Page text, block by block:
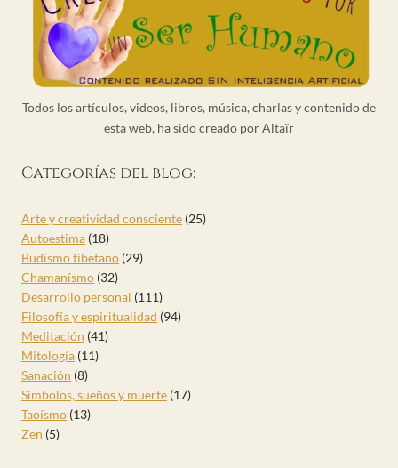
Todos los artículos, videos, libros, música, charlas y contenido de
esta web, ha sido creado por Altaïr
Categorías del blog:
Arte y creatividad consciente (25)
Autoestima (18)
Budismo tibetano (29)
Chamanísmo (32)
Desarrollo personal (111)
Filosofía y espiritualidad (94)
Meditación (41)
Mitología (11)
Sanación (8)
Simbolos, sueños y muerte (17)
Taoísmo (13)
Zen (5)